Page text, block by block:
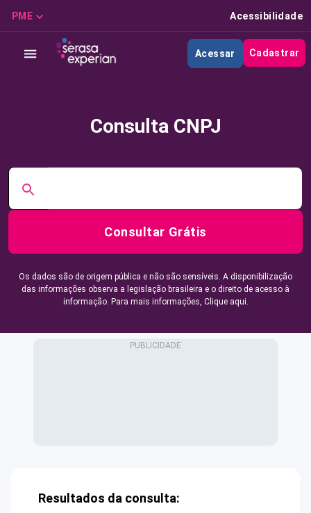
PME Acessibilidade
Acessar Cadastrar
Consulta CNPJ
Consultar Grátis
Os dados são de origem pública e não são sensíveis. A disponibilização
das informações observa a legislação brasileira e o direito de acesso à
informação. Para mais informações, Clique aqui.
Resultados da consulta: